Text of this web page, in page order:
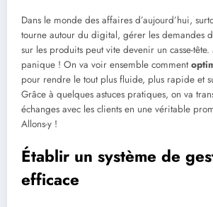
Dans le monde des affaires d’aujourd’hui,
tourne autour du digital, gérer les demandes
sur les produits peut vite devenir un casse-
panique ! On va voir ensemble comment
pour rendre le tout plus fluide, plus rapide et
Grâce à quelques astuces pratiques, on va
échanges avec les clients en une véritable
Allons-y !
Établir un système de
efficace